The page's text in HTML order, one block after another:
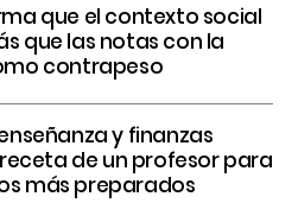
que el contexto social
que las notas con la
contrapeso
y finanzas
de un profesor para
más preparados